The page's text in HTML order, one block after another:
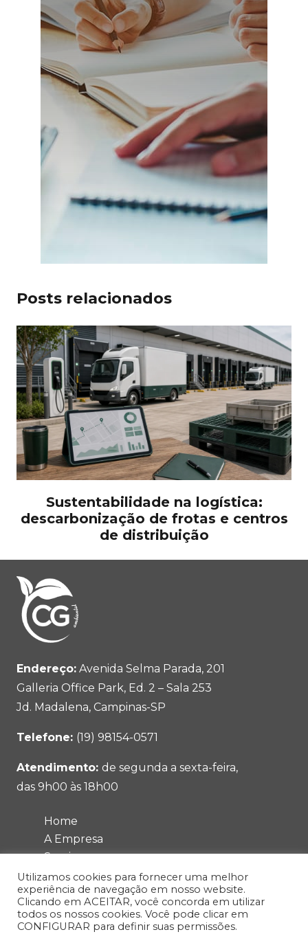
Posts relacionados
Sustentabilidade na logística:
descarbonização de frotas e centros
de distribuição
Endereço: Avenida Selma Parada, 201
Galleria Office Park, Ed. 2 – Sala 253
Jd. Madalena, Campinas-SP
Telefone: (19) 98154-0571
Atendimento: de segunda a sexta-feira,
das 9h00 às 18h00
Home
A Empresa
Serviços
- Soluções Ambientais
Clientes
Fale Conosco
Blog
Utilizamos cookies para fornecer uma melhor
experiência de navegação em nosso website.
Clicando em ACEITAR, você concorda em utilizar
todos os nossos cookies. Você pode clicar em
CONFIGURAR para definir suas permissões.